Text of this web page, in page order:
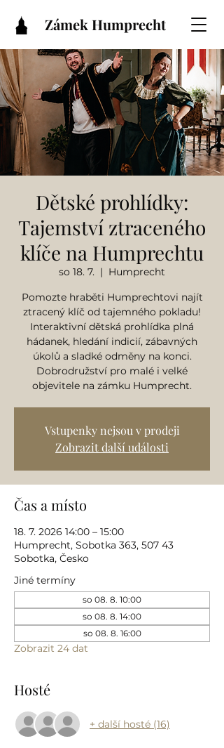
Zámek Humprecht
Dětské prohlídky:
Tajemství ztraceného
klíče na Humprechtu
so 18. 7.
  |
Humprecht
Pomozte hraběti Humprechtovi najít
ztracený klíč od tajemného pokladu!
Interaktivní dětská prohlídka plná
hádanek, hledání indicií, zábavných
úkolů a sladké odměny na konci.
Dobrodružství pro malé i velké
objevitele na zámku Humprecht.
Vstupenky nejsou v prodeji
Zobrazit další události
Čas a místo
18. 7. 2026 14:00 – 15:00
Humprecht, Sobotka 363, 507 43
Sobotka, Česko
Jiné termíny
so 08. 8. 10:00
so 08. 8. 14:00
so 08. 8. 16:00
Zobrazit 24 dat
Hosté
+ další hosté (16)